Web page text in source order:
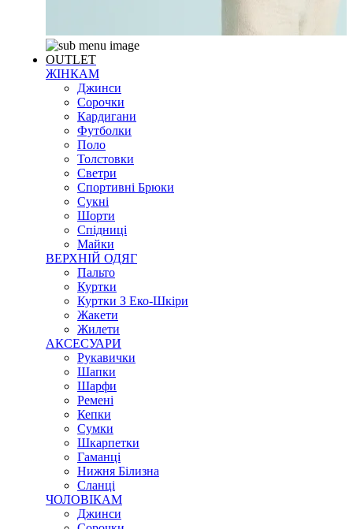
OUTLET
ЖІНКАМ
Джинси
Сорочки
Кардигани
Футболки
Поло
Толстовки
Светри
Спортивні Брюки
Сукні
Шорти
Спідниці
Майки
ВЕРХНІЙ ОДЯГ
Пальто
Куртки
Куртки З Еко-Шкіри
Жакети
Жилети
АКСЕСУАРИ
Рукавички
Шапки
Шарфи
Ремені
Кепки
Сумки
Шкарпетки
Гаманці
Нижня Білизна
Сланці
ЧОЛОВІКАМ
Джинси